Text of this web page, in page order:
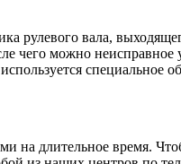
рулевого вала,
чего можно неисправное
на длительное время.